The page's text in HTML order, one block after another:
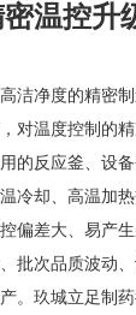
温控升
洁净度的精密
对温度控制的
的反应釜、设
冷却、高温加
偏差大、易产
批次品质波动
。玖城立足制